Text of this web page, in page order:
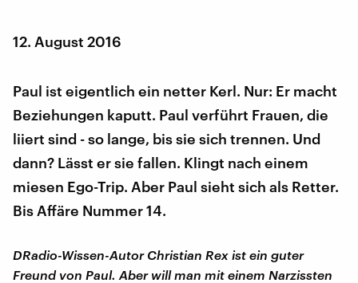
12. August 2016
Paul ist eigentlich ein netter Kerl. Nur: Er macht
Beziehungen kaputt. Paul verführt Frauen, die
liiert sind - so lange, bis sie sich trennen. Und
dann? Lässt er sie fallen. Klingt nach einem
miesen Ego-Trip. Aber Paul sieht sich als Retter.
Bis Affäre Nummer 14.
DRadio-Wissen-Autor Christian Rex ist ein guter
Freund von Paul. Aber will man mit einem Narzissten